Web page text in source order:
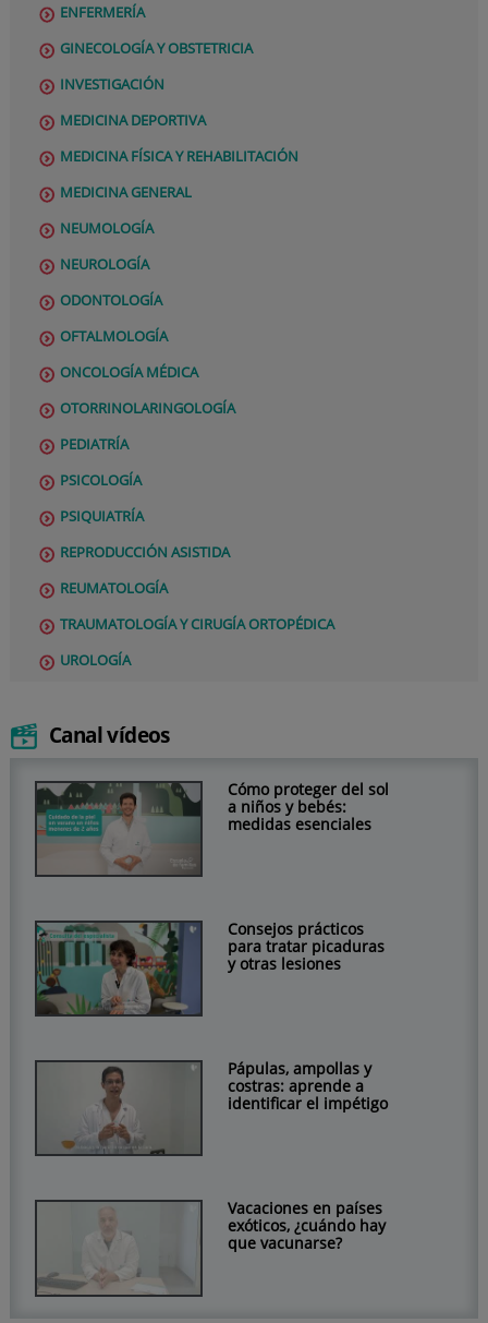
ENFERMERÍA
GINECOLOGÍA Y OBSTETRICIA
INVESTIGACIÓN
MEDICINA DEPORTIVA
MEDICINA FÍSICA Y REHABILITACIÓN
MEDICINA GENERAL
NEUMOLOGÍA
NEUROLOGÍA
ODONTOLOGÍA
OFTALMOLOGÍA
ONCOLOGÍA MÉDICA
OTORRINOLARINGOLOGÍA
PEDIATRÍA
PSICOLOGÍA
PSIQUIATRÍA
REPRODUCCIÓN ASISTIDA
REUMATOLOGÍA
TRAUMATOLOGÍA Y CIRUGÍA ORTOPÉDICA
UROLOGÍA
Canal vídeos
Cómo proteger del sol
a niños y bebés:
medidas esenciales
Consejos prácticos
para tratar picaduras
y otras lesiones
Pápulas, ampollas y
costras: aprende a
identificar el impétigo
Vacaciones en países
exóticos, ¿cuándo hay
que vacunarse?